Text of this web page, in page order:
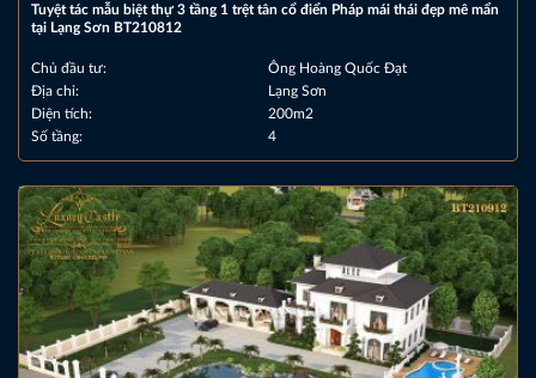
Tuyệt tác mẫu biệt thự 3 tầng 1 trệt tân cổ điển Pháp mái thái đẹp mê mẩn
tại Lạng Sơn BT210812
Chủ đầu tư:
Ông Hoàng Quốc Đạt
Địa chỉ:
Lạng Sơn
Diện tích:
200m2
Số tầng:
4